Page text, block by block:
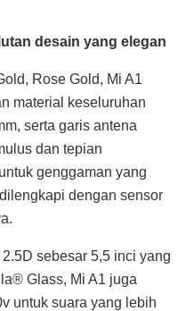
desain yang elegan
Rose Gold, Mi A1
material keseluruhan
serta garis antena
dan tepian
untuk genggaman yang
dengan sensor
sebesar 5,5 inci yang
Glass, Mi A1 juga
untuk suara yang lebih